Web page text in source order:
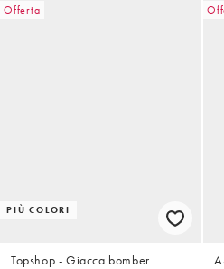
Offerta
PIÙ COLORI
Topshop - Giacca bomber